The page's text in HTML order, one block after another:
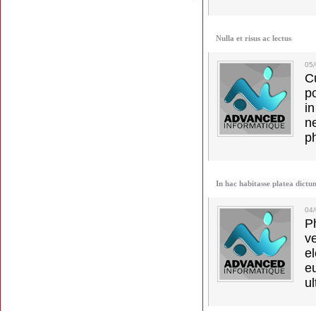
Nulla et risus ac lectus
In hac habitasse platea